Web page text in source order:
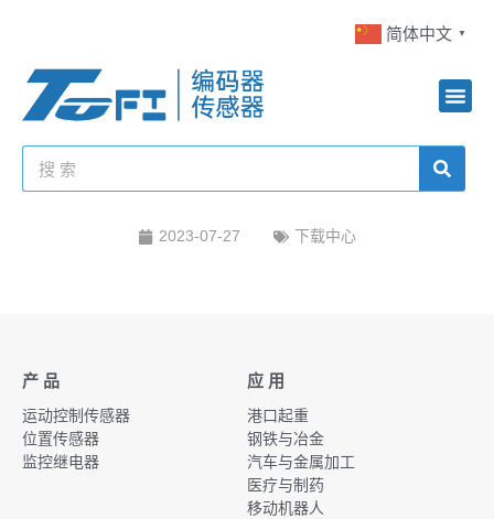
简体中文 ▼
2023-07-27 下载中心
产 品
运动控制传感器
位置传感器
监控继电器
应 用
港口起重
钢铁与冶金
汽车与金属加工
医疗与制药
移动机器人